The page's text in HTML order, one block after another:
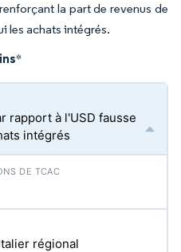
la part de revenus de
les achats intégrés.
*
rapport à l'USD fausse
intégrés
régional